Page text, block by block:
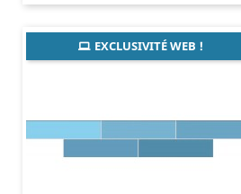
EXCLUSIVITÉ WEB !